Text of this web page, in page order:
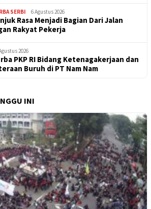
SERBI 6 Agustus 2026
Rasa Menjadi Bagian Dari Jalan
Rakyat Pekerja
2026
PKP RI Bidang Ketenagakerjaan dan
Buruh di PT Nam Nam
INI